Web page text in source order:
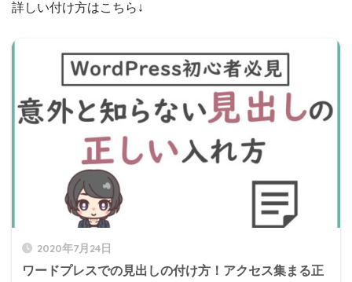
詳しい付け方はこちら↓
2020年7月24日
ワードプレスでの見出しの付け方！アクセス集まる正